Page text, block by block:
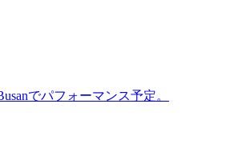
でパフォーマンス予定。